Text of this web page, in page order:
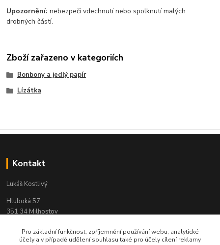
Upozornění: nebezpečí vdechnutí nebo spolknutí malých
drobných částí.
Zboží zařazeno v kategoriích
Bonbony a jedlý papír
Lízátka
Kontakt
Lukáš Kostlivý
Hluboká 57
351 34 Milhostov
e-mail : objednavky-pendreky@email.cz
Pro základní funkčnost, zpříjemnění používání webu, analytické
účely a v případě udělení souhlasu také pro účely cílení reklamy